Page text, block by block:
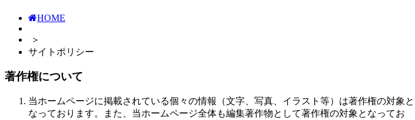
HOME
＞
サイトポリシー
著作権について
当ホームページに掲載されている個々の情報（文字、写真、イラスト等）は著作権の対象と
なっております。また、当ホームページ全体も編集著作物として著作権の対象となってお